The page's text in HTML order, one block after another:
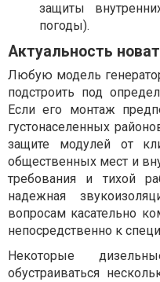
защиты
погоды).
Актуальность
Любую модель
подстроить под
Если его монтаж
густонаселенных
защите модулей от
общественных мест и
требования и тихой
надежная
вопросам касательно
непосредственно к
Некоторые
обустраиваться